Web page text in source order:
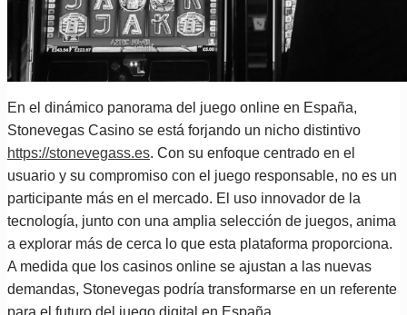
En el dinámico panorama del juego online en España,
Stonevegas Casino se está forjando un nicho distintivo
https://stonevegass.es. Con su enfoque centrado en el
usuario y su compromiso con el juego responsable, no es un
participante más en el mercado. El uso innovador de la
tecnología, junto con una amplia selección de juegos, anima
a explorar más de cerca lo que esta plataforma proporciona.
A medida que los casinos online se ajustan a las nuevas
demandas, Stonevegas podría transformarse en un referente
para el futuro del juego digital en España.